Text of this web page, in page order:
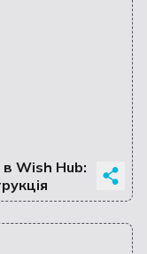
Wish Hub: